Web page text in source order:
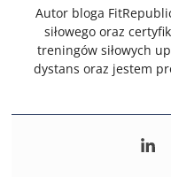
Autor bloga
siłowego oraz
treningów siłowych
dystans oraz jestem